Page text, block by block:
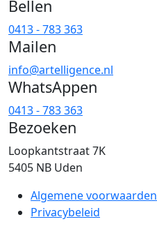
Bellen
0413 - 783 363
Mailen
info@artelligence.nl
WhatsAppen
0413 - 783 363
Bezoeken
Loopkantstraat 7K
5405 NB Uden
Algemene voorwaarden
Privacybeleid